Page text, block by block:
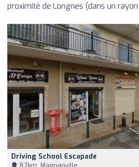
proximité de Longnes (dans un
Driving School Escapade